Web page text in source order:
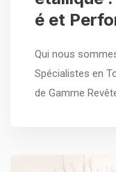
é et
Qui nous
Spécialistes en
de Gamme